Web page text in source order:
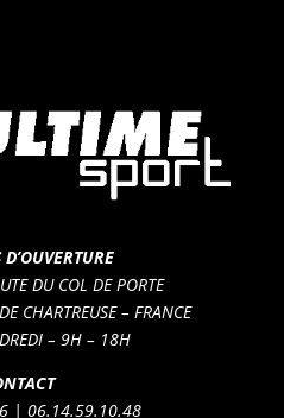
DU COL DE PORTE
CHARTREUSE – FRANCE
– 9H – 18H
| 06.14.59.10.48